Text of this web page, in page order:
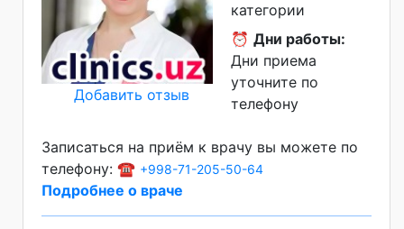
Добавить отзыв
категории
⏰ Дни работы:
Дни приема
уточните по
телефону
Записаться на приём к врачу вы можете по
телефону: ☎️ +998-71-205-50-64
Подробнее о враче